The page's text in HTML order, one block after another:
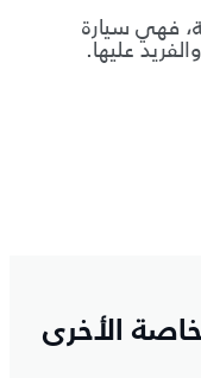
فهي سيارة
عليها.
الأخرى